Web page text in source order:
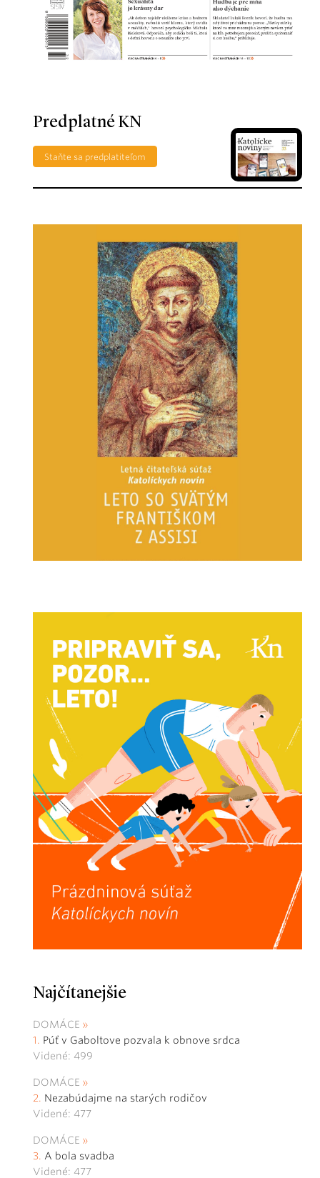
Predplatné KN
Staňte sa predplatiteľom
Najčítanejšie
DOMÁCE
Púť v Gaboltove pozvala k obnove srdca
Videné: 499
DOMÁCE
Nezabúdajme na starých rodičov
Videné: 477
DOMÁCE
A bola svadba
Videné: 477